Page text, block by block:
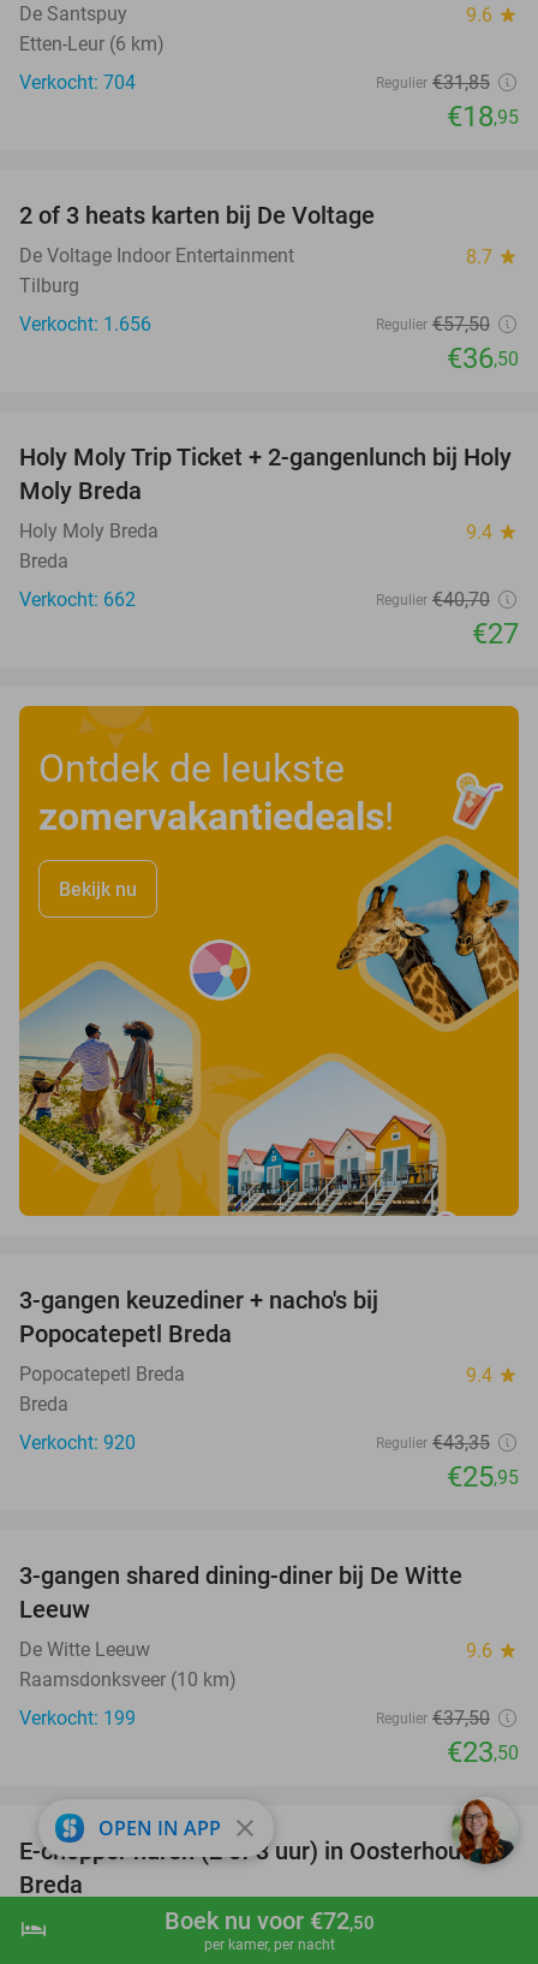
shopping_cart Boek nu
hotel Boek nu voor €72,50
per kamer, per nacht
De Santspuy 9.6 star
Etten-Leur (6 km)
Verkocht: 704
Regulier €31,85
€18,95
2 of 3 heats karten bij De Voltage
De Voltage Indoor Entertainment 8.7 star
Tilburg
Verkocht: 1.656
Regulier €57,50
€36,50
34%
Holy Moly Trip Ticket + 2-gangenlunch bij Holy
Moly Breda
Holy Moly Breda 9.4 star
Breda
Verkocht: 662
Regulier €40,70
€27
Ontdek de leukste
zomervakantiedeals!
Bekijk nu
3-gangen keuzediner + nacho's bij
Popocatepetl Breda
Popocatepetl Breda 9.4 star
Breda
Verkocht: 920
Regulier €43,35
€25,95
3-gangen shared dining-diner bij De Witte
Leeuw
De Witte Leeuw 9.6 star
Raamsdonksveer (10 km)
Verkocht: 199
Regulier €37,50
€23,50
34%
E-chopper huren (2 of 3 uur) in Oosterhout of
Breda
Scooter Huren Brabant
OPEN IN APP close